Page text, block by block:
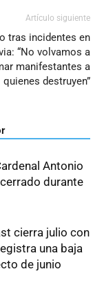
Artículo siguiente
tras incidentes en
“No volvamos a
manifestantes a
quienes destruyen”
Antonio
durante
cierra julio con
una baja
de junio